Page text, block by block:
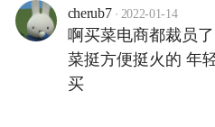
cherub7 · 2022-01-14
啊买菜电商都裁员
菜挺方便挺火的 年
买